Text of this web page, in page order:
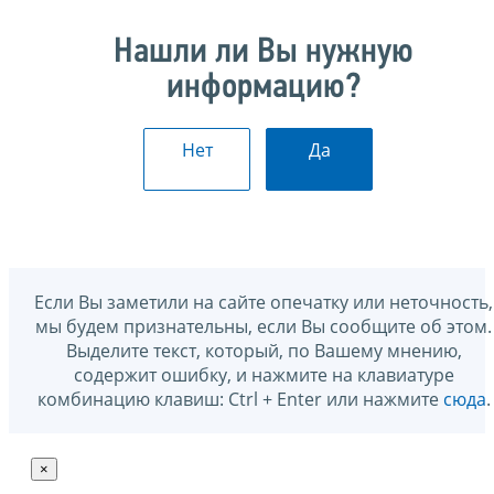
Нашли ли Вы нужную
информацию?
Нет Да
Если Вы заметили на сайте опечатку или неточность,
мы будем признательны, если Вы сообщите об этом.
Выделите текст, который, по Вашему мнению,
содержит ошибку, и нажмите на клавиатуре
комбинацию клавиш: Ctrl + Enter или нажмите сюда.
×